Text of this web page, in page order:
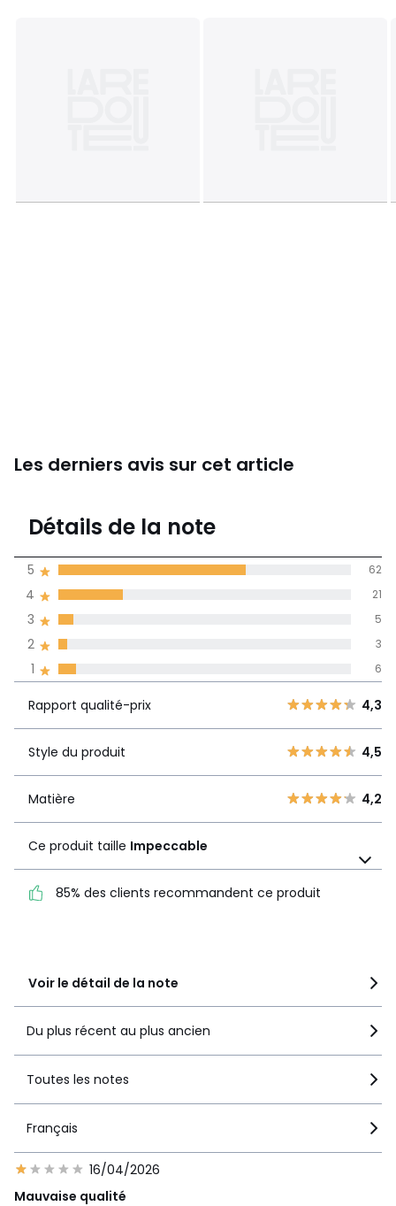
Les derniers avis sur cet article
4,3
de moyenne
obtenue sur
1
3
4,3
produit
4,5
Matière
4,2
Ce produit taille
Impeccable
Voir le détail de la note
Détails de la note
1 6
2 3
3 5
4 21
5 62
Rapport qualité-prix 4,3
Style du produit 4,5
Matière 4,2
Ce produit taille Impeccable
85% des clients recommandent ce produit
Du plus récent au plus ancien
Toutes les notes
Français
16/04/2026
Mauvaise qualité